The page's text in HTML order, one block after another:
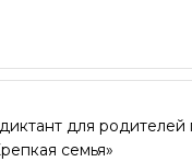
для родителей
семья»